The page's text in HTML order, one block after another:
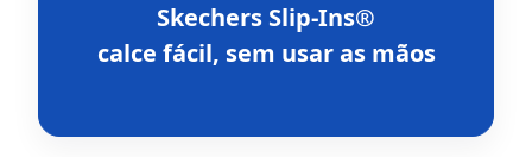
Skechers Slip-Ins®
calce fácil, sem usar as mãos